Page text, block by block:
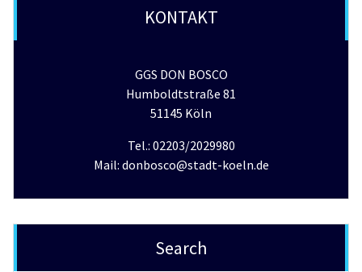
KONTAKT
GGS DON BOSCO
Humboldtstraße 81
51145 Köln
Tel.: 02203/2029980
Mail: donbosco@stadt-koeln.de
Search